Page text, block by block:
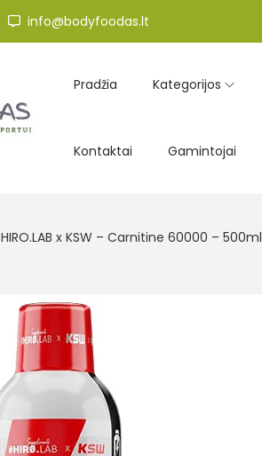
info@bodyfoodas.lt
Pradžia Kategorijos
Kontaktai Gamintojai
HIRO.LAB x KSW – Carnitine 60000 – 500ml